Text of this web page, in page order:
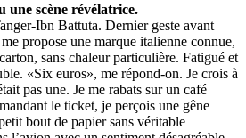
une scène révélatrice.
Ibn Battuta. Dernier geste avant
propose une marque italienne connue,
sans chaleur particulière. Fatigué et
«Six euros», me répond-on. Je crois à
pas une. Je me rabats sur un café
le ticket, je perçois une gêne
bout de papier sans véritable